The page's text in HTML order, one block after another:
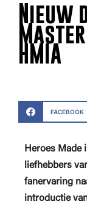
Nieuw
HMIA
FACEBOOK
Heroes Made
liefhebbers
fanervaring
introductie